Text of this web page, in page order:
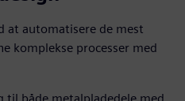
at automatisere de mest
komplekse processer med
til både metalpladedele med